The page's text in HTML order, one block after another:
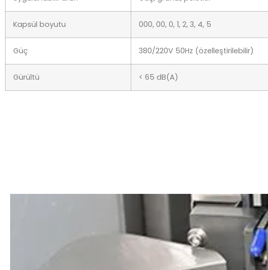
Kapsül boyutu 000, 00, 0, 1, 2, 3, 4, 5
Güç 380/220V 50Hz (özelleştirilebilir)
Gürültü < 65 dB(A)